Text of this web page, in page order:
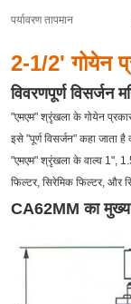
पर्यावरण तापमान
2-1/2' गोयेन
विवरणपूर्ण विसर्जन
"एमएम" श्रृंखला के गोयेन
इसे "पूर्ण विसर्जन" कहा जाता
"एमएम" श्रृंखला के वाल्व 1",
फिल्टर, सिरेमिक फिल्टर, और
CA62MM का